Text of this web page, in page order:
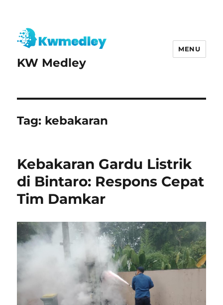
KW Medley
MENU
Tag: kebakaran
Kebakaran Gardu Listrik
di Bintaro: Respons Cepat
Tim Damkar